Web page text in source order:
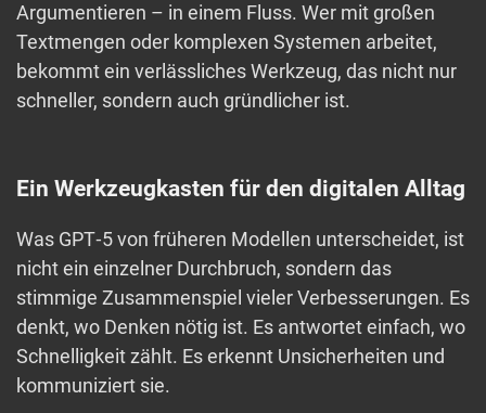
Argumentieren – in einem Fluss. Wer mit großen
Textmengen oder komplexen Systemen arbeitet,
bekommt ein verlässliches Werkzeug, das nicht nur
schneller, sondern auch gründlicher ist.
Ein Werkzeugkasten für den digitalen Alltag
Was GPT‑5 von früheren Modellen unterscheidet, ist
nicht ein einzelner Durchbruch, sondern das
stimmige Zusammenspiel vieler Verbesserungen. Es
denkt, wo Denken nötig ist. Es antwortet einfach, wo
Schnelligkeit zählt. Es erkennt Unsicherheiten und
kommuniziert sie.